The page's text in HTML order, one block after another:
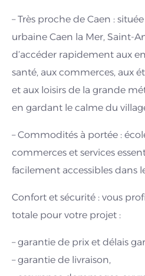
– Très proche de Caen :
urbaine Caen la Mer, Saint-
d’accéder rapidement aux
santé, aux commerces, aux
et aux loisirs de la grande
en gardant le calme du
– Commodités à portée :
commerces et services
facilement accessibles dans
Confort et sécurité : vous
totale pour votre projet :
– garantie de prix et délais
– garantie de livraison,